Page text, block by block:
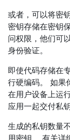
或者，可以将密
密钥存储在密钥
问权限，他们可
身份验证。
即使代码存储在
行硬编码。 如果
在用户设备上运
应用一起交付私钥
生成的私钥数量
用密钥。 有关详